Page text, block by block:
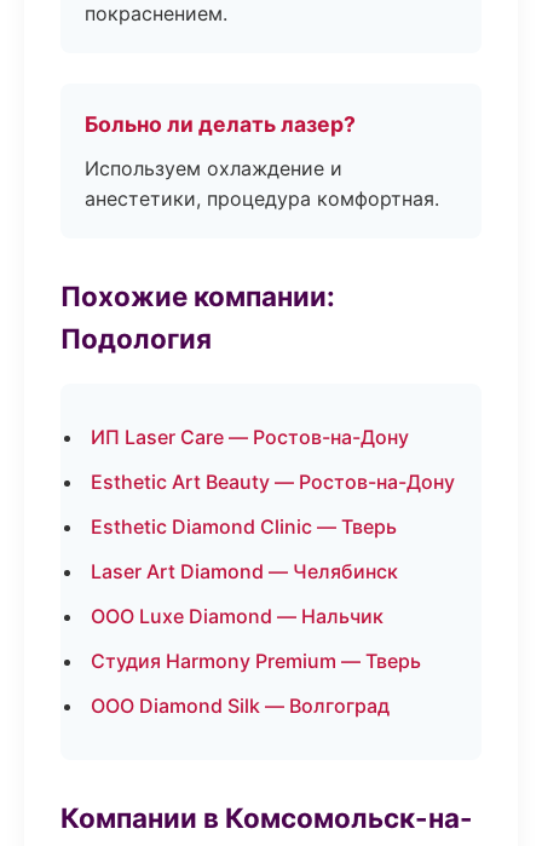
покраснением.
Больно ли делать лазер?
Используем охлаждение и
анестетики, процедура комфортная.
Похожие компании:
Подология
ИП Laser Care — Ростов-на-Дону
Esthetic Art Beauty — Ростов-на-Дону
Esthetic Diamond Clinic — Тверь
Laser Art Diamond — Челябинск
ООО Luxe Diamond — Нальчик
Студия Harmony Premium — Тверь
ООО Diamond Silk — Волгоград
Компании в Комсомольск-на-